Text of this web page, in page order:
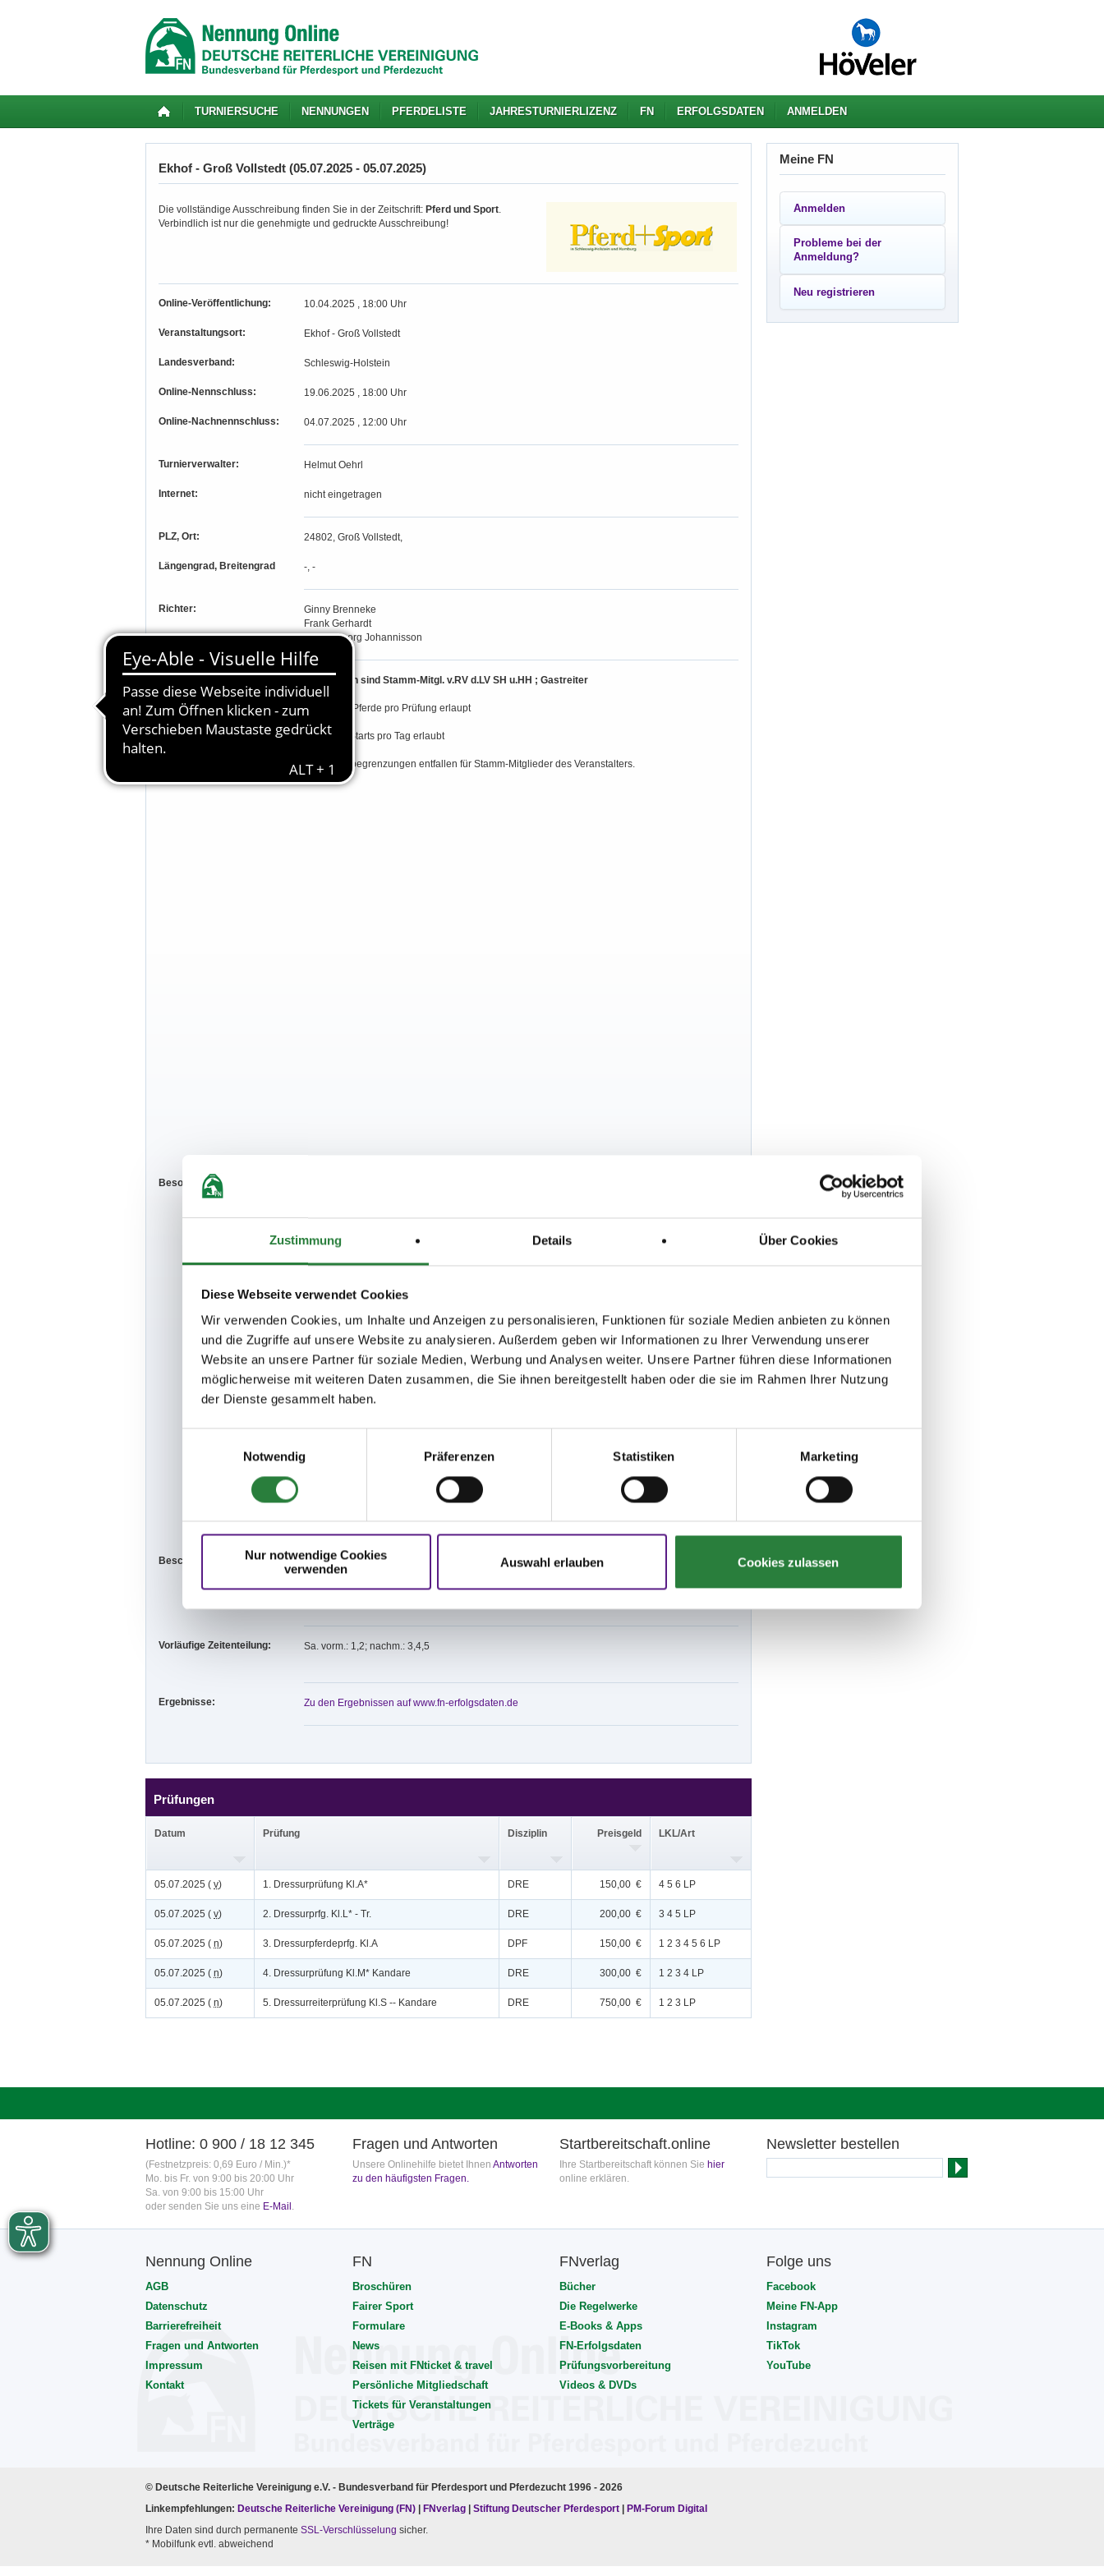
Zustimmung Details Über Cookies
Diese Webseite verwendet Cookies
Wir verwenden Cookies, um Inhalte und Anzeigen zu personalisieren, Funktionen für soziale Medien anbieten zu können
und die Zugriffe auf unsere Website zu analysieren. Außerdem geben wir Informationen zu Ihrer Verwendung unserer
Website an unsere Partner für soziale Medien, Werbung und Analysen weiter. Unsere Partner führen diese Informationen
möglicherweise mit weiteren Daten zusammen, die Sie ihnen bereitgestellt haben oder die sie im Rahmen Ihrer Nutzung
der Dienste gesammelt haben.
Notwendig
Präferenzen Statistiken Marketing
Nur notwendige Cookies
verwenden
Auswahl erlauben Cookies zulassen
TURNIERSUCHE NENNUNGEN PFERDELISTE JAHRESTURNIERLIZENZ FN ERFOLGSDATEN ANMELDEN
Ekhof - Groß Vollstedt (05.07.2025 - 05.07.2025)
Die vollständige Ausschreibung finden Sie in der Zeitschrift: Pferd und Sport.
Verbindlich ist nur die genehmigte und gedruckte Ausschreibung!
Online-Veröffentlichung: 10.04.2025 , 18:00 Uhr
Veranstaltungsort: Ekhof - Groß Vollstedt
Landesverband: Schleswig-Holstein
Online-Nennschluss: 19.06.2025 , 18:00 Uhr
Online-Nachnennschluss: 04.07.2025 , 12:00 Uhr
Turnierverwalter: Helmut Oehrl
Internet: nicht eingetragen
PLZ, Ort: 24802, Groß Vollstedt,
Längengrad, Breitengrad -, -
Richter:
Ginny Brenneke
Frank Gerhardt
Lasse-Georg Johannisson
Zugelassen sind Stamm-Mitgl. v.RV d.LV SH u.HH ; Gastreiter
je Reiter 2 Pferde pro Prüfung erlaupt
je Pferd 2 Starts pro Tag erlaubt
Teilnahmebegrenzungen entfallen für Stamm-Mitglieder des Veranstalters.
Besondere Bestimmungen:
In Prfg. bis Kl.S werden den Platzierten 50 % des ausgeschriebenen Geldpreises ausgezahlt.
Auszahlung der Geldpreise erfolgt nach d.letzten Start über Reiterkonto.
Meldeschluß :Für alle Prüfungen am Vorabend bis 18:00 Uhr
Meldeschluß f.Teiln.-/Pferdenachtrag 90 Min. vor Prfg.-Beginn.
ACHTUNG: In Prfg.1-5 wird gem.§ 27 LPO ein erhöhter Organisations-Anteil v. 5,- EUR je
reserviertem Startplatz erhoben, der im Einsatz / Nenngeld enthalten ist.
Tierarzt in Rufbereitschaft
Hunde sind unbedingt an d.Leine zu führen. Hinterlassenschaften sind zu entfernen
Allg.Bestimmungen s."Pferd+Sport" jeweils am Anfang der veröffentlichten
Ausschreibungen.
Beschaffenheit der Plätze: Veröffentlichung d.Zeiteinteilung unter www.nennung-online.de , kein Postversand
Viereck: 20x60m Sand Vorbereitungsplatz: 20x60m Halle
Vorläufige Zeitenteilung: Sa. vorm.: 1,2; nachm.: 3,4,5
Ergebnisse: Zu den Ergebnissen auf www.fn-erfolgsdaten.de
Prüfungen
Datum Prüfung Disziplin Preisgeld LKL/Art
05.07.2025 ( v) 1. Dressurprüfung Kl.A* DRE 150,00 € 4 5 6 LP
05.07.2025 ( v) 2. Dressurprfg. Kl.L* - Tr. DRE 200,00 € 3 4 5 LP
05.07.2025 ( n) 3. Dressurpferdeprfg. Kl.A DPF 150,00 € 1 2 3 4 5 6 LP
05.07.2025 ( n) 4. Dressurprüfung Kl.M* Kandare DRE 300,00 € 1 2 3 4 LP
05.07.2025 ( n) 5. Dressurreiterprüfung Kl.S -- Kandare DRE 750,00 € 1 2 3 LP
Meine FN
Anmelden
Probleme bei der
Anmeldung?
Neu registrieren
Hotline: 0 900 / 18 12 345
(Festnetzpreis: 0,69 Euro / Min.)*
Mo. bis Fr. von 9:00 bis 20:00 Uhr
Sa. von 9:00 bis 15:00 Uhr
oder senden Sie uns eine E-Mail .
Fragen und Antworten
Unsere Onlinehilfe bietet Ihnen Antworten
zu den häufigsten Fragen.
Startbereitschaft.online
Ihre Startbereitschaft können Sie hier
online erklären.
Newsletter bestellen
Nennung Online
AGB
Datenschutz
Barrierefreiheit
Fragen und Antworten
Impressum
Kontakt
FN
Broschüren
Fairer Sport
Formulare
News
Reisen mit FNticket & travel
Persönliche Mitgliedschaft
Tickets für Veranstaltungen
Verträge
FNverlag
Bücher
Die Regelwerke
E-Books & Apps
FN-Erfolgsdaten
Prüfungsvorbereitung
Videos & DVDs
Folge uns
Facebook
Meine FN-App
Instagram
TikTok
YouTube
© Deutsche Reiterliche Vereinigung e.V. - Bundesverband für Pferdesport und Pferdezucht 1996 - 2026
Linkempfehlungen: Deutsche Reiterliche Vereinigung (FN) FNverlag Stiftung Deutscher Pferdesport
PM-Forum Digital
Ihre Daten sind durch permanente SSL-Verschlüsselung sicher.
* Mobilfunk evtl. abweichend